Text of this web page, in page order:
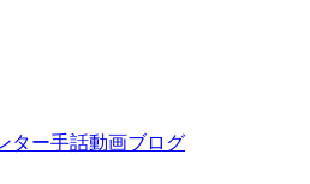
ター手話動画ブログ